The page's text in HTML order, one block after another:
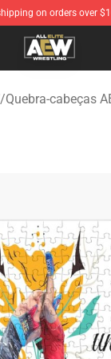
on orders over
Aew
/Quebra-cabeças